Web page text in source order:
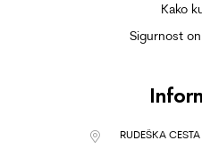
Kako
Sigurnost
RUDEŠKA